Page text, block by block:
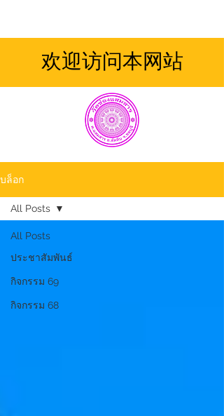
欢迎访问本网站
บล็อก
All Posts
ประชาสัมพันธ์
กิจกรรม 69
กิจกรรม 68
All Posts